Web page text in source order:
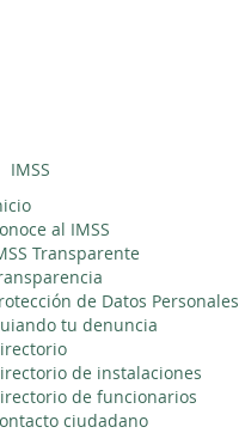
de
Navegación
IMSS
al IMSS
Transparente
de Datos Personales
tu denuncia
de instalaciones
de funcionarios
ciudadano